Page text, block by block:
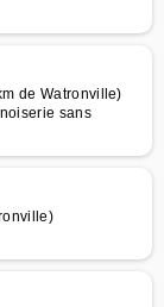
de Watronville)
sans